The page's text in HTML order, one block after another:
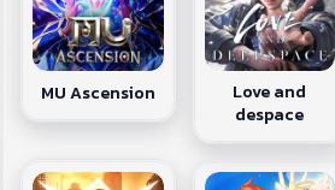
MU Ascension
Love and
despace